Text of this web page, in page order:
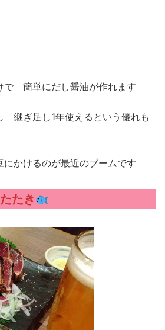
で 簡単にだし醤油が作れます
継ぎ足し1年使えるという優れも
かけるのが最近のブームです
たき